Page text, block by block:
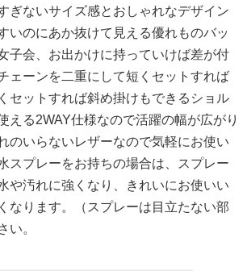
ぎないサイズ感とおしゃれなデザイン
いのにあか抜けて見える優れものバッ
子会、お出かけに持っていけば差が付
ェーンを二重にして短くセットすれば
セットすれば斜め掛けもできるショル
える2WAY仕様なので活躍の幅が広がり
のいらないレザーなので気軽にお使い
スプレーをお持ちの場合は、スプレー
や汚れに強くなり、きれいにお使いい
なります。（スプレーは目立たない部
い。